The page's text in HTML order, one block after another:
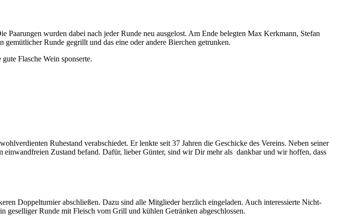
wurden dabei nach jeder Runde neu ausgelost. Am Ende belegten Max Kerkmann, Stefan
Runde gegrillt und das eine oder andere Bierchen getrunken.
Flasche Wein sponserte.
Ruhestand verabschiedet. Er lenkte seit 37 Jahren die Geschicke des Vereins. Neben seiner
einwandfreien Zustand befand. Dafür, lieber Günter, sind wir Dir mehr als dankbar und wir hoffen, dass
Doppelturnier abschließen. Dazu sind alle Mitglieder herzlich eingeladen. Auch interessierte Nicht-
Runde mit Fleisch vom Grill und kühlen Getränken abgeschlossen.